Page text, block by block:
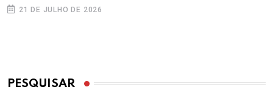
21 DE JULHO DE 2026
PESQUISAR